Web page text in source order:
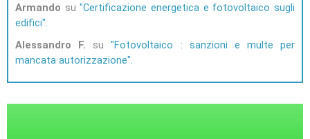
Armando su Certificazione energetica e fotovoltaico sugli
edifici
Alessandro F. su Fotovoltaico : sanzioni e multe per
mancata autorizzazione